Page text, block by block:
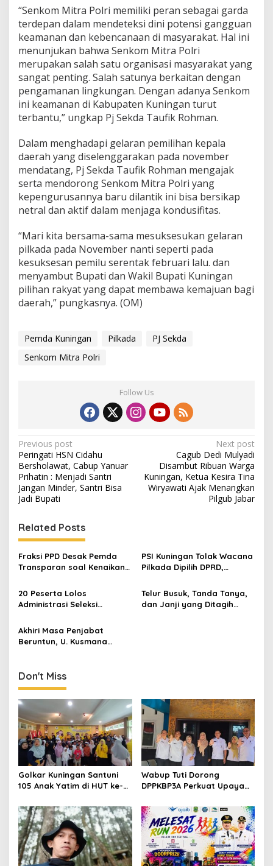
“Senkom Mitra Polri memiliki peran sebagai garda
terdepan dalam mendeteksi dini potensi gangguan
keamanan dan kebencanaan di masyarakat. Hal ini
menunjukan bahwa Senkom Mitra Polri
merupakan salah satu organisasi masyarakat yang
sangat penting. Salah satunya berkaitan dengan
pengamanan lingkungan. Dengan adanya Senkom
ini keamanan di Kabupaten Kuningan turut
terbantu,” ungkap Pj Sekda Taufik Rohman.
Dalam menghadapi gelaran pemilihan kepala
daerah yang diselenggarakan pada november
mendatang, Pj Sekda Taufik Rohman mengajak
serta mendorong Senkom Mitra Polri yang
kepengurusannya baru dilantik ini bisa bersikap
netral dan aktif dalam menjaga kondusifitas.
“Mari kita bersama-sama mesuksesukan gelaran
pilkada pada November nanti seperti pada
kesuksesan pemilu serentak februari lalu. dan
menyambut Bupati dan Wakil Bupati Kuningan
pilihan rakyat yang dapat membawa kemajuan bagi
daerah,” pungkasnya. (OM)
Pemda Kuningan Pilkada
PJ Sekda
Senkom Mitra Polri
Follow Us
Post
navigation
Previous post
Peringati HSN Cidahu
Bersholawat, Cabup Yanuar
Prihatin : Menjadi Santri
Jangan Minder, Santri Bisa
Jadi Bupati
Next post
Cagub Dedi Mulyadi
Disambut Ribuan Warga
Kuningan, Ketua Kesira Tina
Wiryawati Ajak Menangkan
Pilgub Jabar
Related Posts
Fraksi PPD Desak Pemda
Transparan soal Kenaikan
PSI Kuningan Tolak Wacana
Pilkada Dipilih DPRD,
Rakyat
20 Peserta Lolos
Administrasi Seleksi
2026–2031, Mayoritas
Bergelar S2 dan S3
Telur Busuk, Tanda Tanya,
dan Janji yang Ditagih
Akhiri Masa Penjabat
Beruntun, U. Kusmana
Don't Miss
Golkar Kuningan Santuni
105 Anak Yatim di HUT ke-
Doakan Partai Semakin
Berjaya
Wabup Tuti Dorong
DPPKBP3A Perkuat Upaya
Tingkatkan Kesejahteraan
Keluarga